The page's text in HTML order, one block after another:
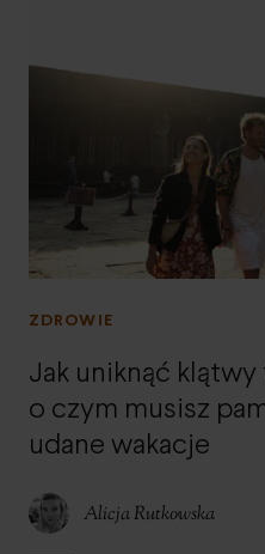
ZDROWIE
Jak uniknąć klątwy
o czym musisz
udane wakacje
Alicja Rutkowska